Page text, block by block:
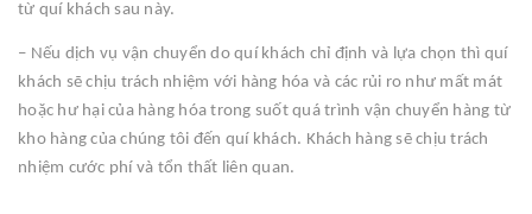
từ quí khách sau này.
– Nếu dịch vụ vận chuyển do quí khách chỉ định và lựa chọn thì quí
khách sẽ chịu trách nhiệm với hàng hóa và các rủi ro như mất mát
hoặc hư hại của hàng hóa trong suốt quá trình vận chuyển hàng từ
kho hàng của chúng tôi đến quí khách. Khách hàng sẽ chịu trách
nhiệm cước phí và tổn thất liên quan.